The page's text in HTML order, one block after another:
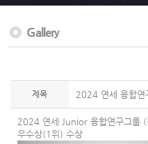
Gallery
제목 2024 연세 융합연
2024 연세 Junior 융합연구그룹 (
우수상(1위) 수상